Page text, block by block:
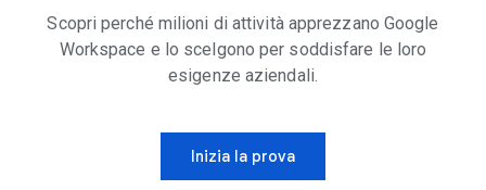
Scopri perché milioni di attività apprezzano Google
Workspace e lo scelgono per soddisfare le loro
esigenze aziendali.
Inizia la prova